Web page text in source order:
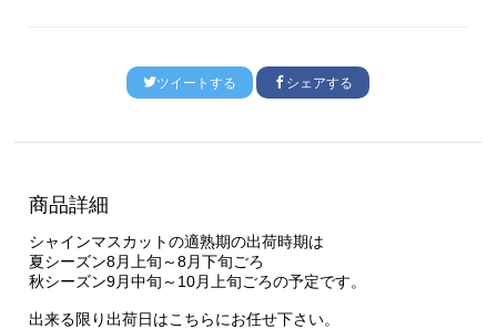
ツイートする シェアする
商品詳細
シャインマスカットの適熟期の出荷時期は
夏シーズン8月上旬～8月下旬ごろ
秋シーズン9月中旬～10月上旬ごろの予定です。
出来る限り出荷日はこちらにお任せ下さい。